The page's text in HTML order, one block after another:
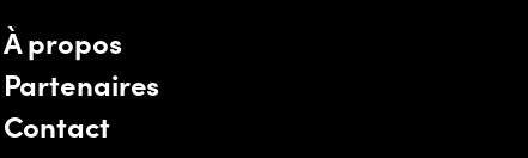
À propos
Partenaires
Contact